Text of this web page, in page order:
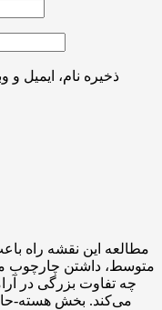
ذخیره نام، ایمیل
مطالعه این نقشه راه
متوسط، داشتن چارچوب
چه تفاوت بزرگی در
می‌کند. بخش هسته-